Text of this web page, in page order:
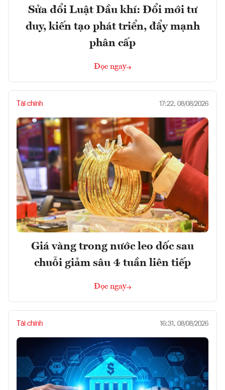
Sửa đổi Luật Dầu khí: Đổi mới tư
duy, kiến tạo phát triển, đẩy mạnh
phân cấp
Đọc ngay
Tài chính 17:22, 08/08/2026
Giá vàng trong nước leo dốc sau
chuỗi giảm sâu 4 tuần liên tiếp
Đọc ngay
Tài chính 16:31, 08/08/2026